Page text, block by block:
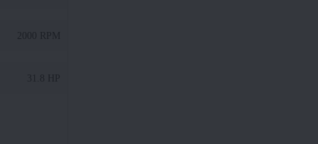
2000 RPM
31.8 HP